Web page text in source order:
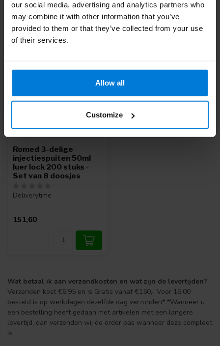
our social media, advertising and analytics partners who
may combine it with other information that you’ve
provided to them or that they’ve collected from your use
of their services.
Allow all
Customize
Recent bekeken
Romed 3-delige
injectiespuiten 50ml
luer lock 200 stuks -
Set van 8 doosjes
Deliverytime
151,60
Wat betaal ik aan verzendkosten en wat zijn de levertijden?
Verzenden kost €6,95 en is Gratis vanaf €150,- Voor 16:00
besteld is op werkdagen dezelfde dag verzonden* *Wanneer u
een bestelling heeft gedaan met artikelen met een langere
levertijd, dan verzenden wij de order pas wanneer deze compleet
is.